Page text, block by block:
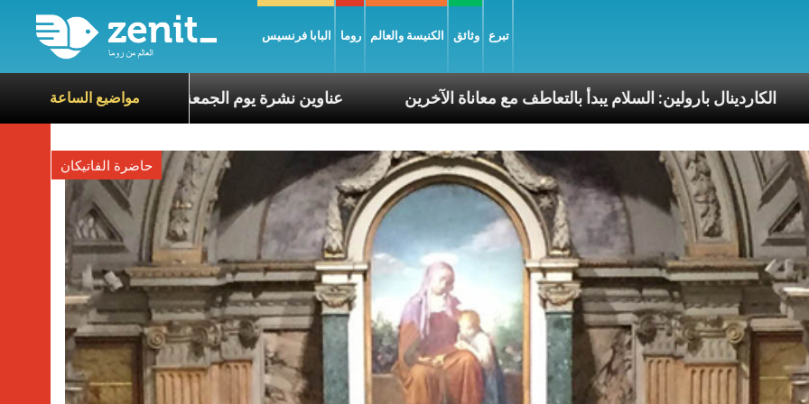
البابا فرنسيس روما الكنيسة والعالم وثائق تبرع
مواضيع الساعة
عناوين نشرة يوم الجمعة 7 آب 2026: السلام يُبنى بصبر يومًا بعد يوم الكاردينال بارولين: السلام يبدأ بالتعاطف مع معاناة الآخرين الرسوليّة
حاضرة الفاتيكان